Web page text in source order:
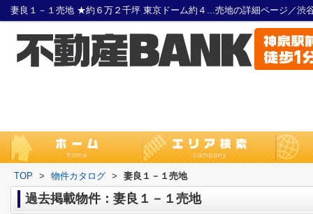
TOP > 物件カタログ > 妻良１－１売地
過去掲載物件：妻良１－１売地